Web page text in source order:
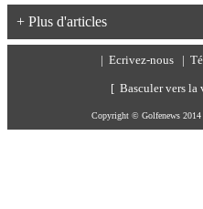
+ Plus d'articles
Ecrivez-nous |
[ Basculer vers la
Copyright © Golfenews